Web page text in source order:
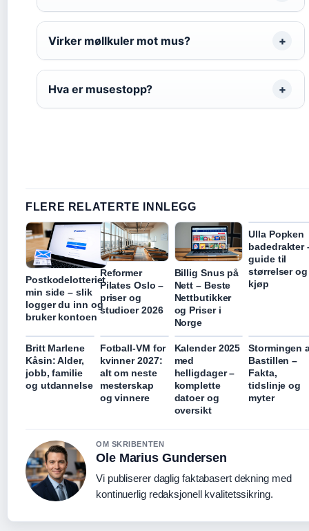
Virker møllkuler mot mus?
Hva er musestopp?
FLERE RELATERTE INNLEGG
Postkodelotteriet
min side – slik
logger du inn og
bruker kontoen
Reformer
Pilates Oslo –
priser og
studioer 2026
Billig Snus på
Nett – Beste
Nettbutikker
og Priser i
Norge
Ulla Popken
badedrakter
guide til
størrelser og
kjøp
Britt Marlene
Kåsin: Alder,
jobb, familie
og utdannelse
Fotball-VM for
kvinner 2027:
alt om neste
mesterskap
og vinnere
Kalender 2025
med
helligdager –
komplette
datoer og
oversikt
Stormingen
Bastillen –
Fakta,
tidslinje og
myter
OM SKRIBENTEN
Ole Marius Gundersen
Vi publiserer daglig faktabasert dekning med
kontinuerlig redaksjonell kvalitetssikring.